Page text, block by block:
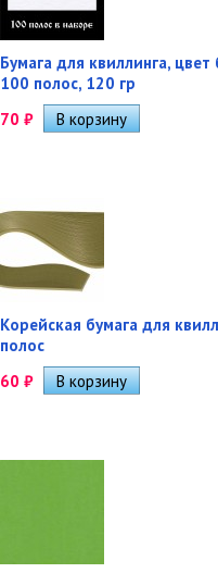
Бумага для квиллинга,
100 полос, 120 гр
70 ₽
Корейская бумага для
полос
60 ₽